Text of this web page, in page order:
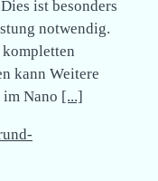
ist besonders
notwendig.
kann Weitere
im Nano [...]